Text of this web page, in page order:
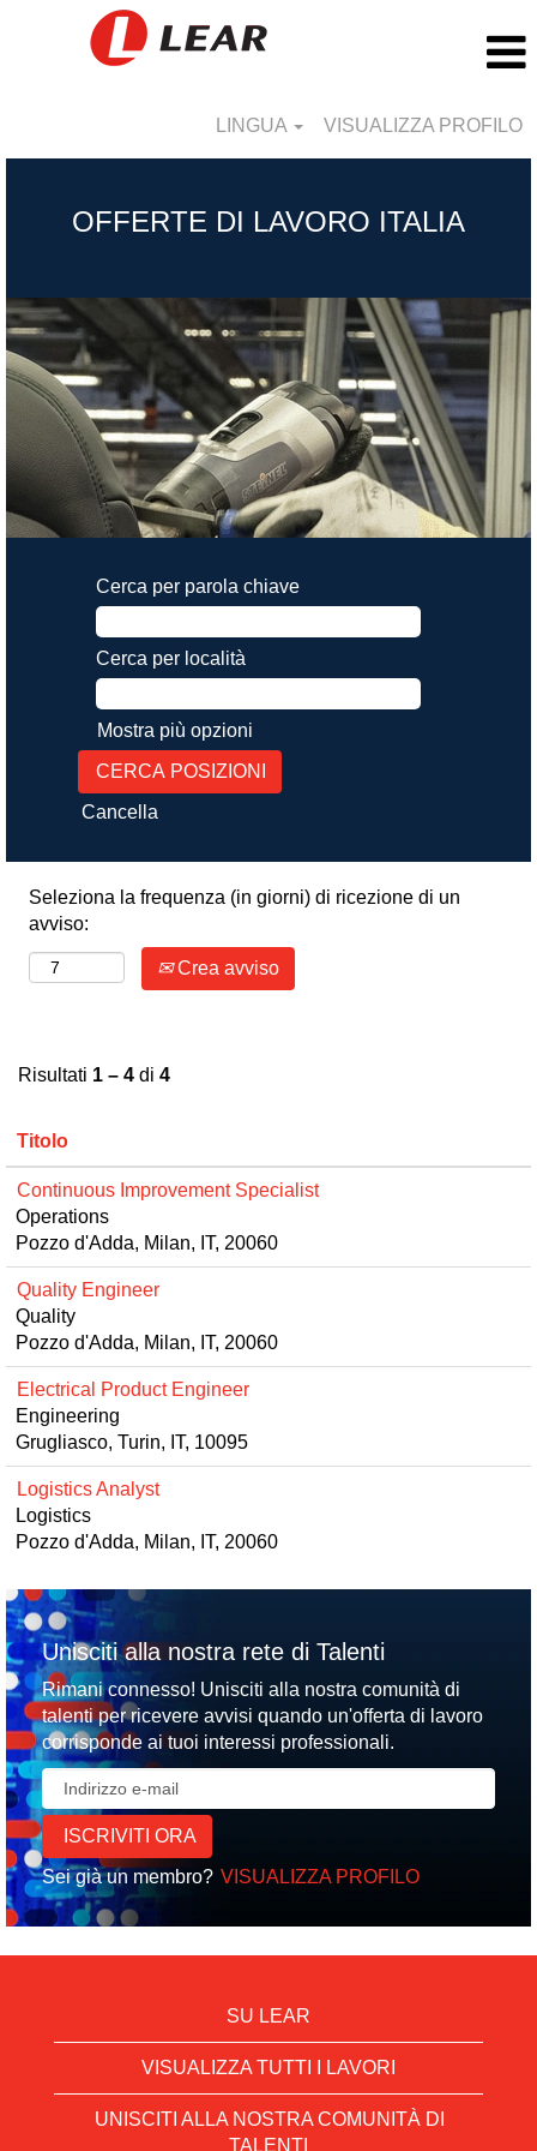
LINGUA VISUALIZZA PROFILO
OFFERTE DI LAVORO ITALIA
Cerca per parola chiave
Cerca per località
Mostra più opzioni
Cancella
Seleziona la frequenza (in giorni) di ricezione di un
avviso:
Crea avviso
Risultati 1 – 4 di 4
Titolo
Continuous Improvement Specialist
Operations
Pozzo d'Adda, Milan, IT, 20060
Quality Engineer
Quality
Pozzo d'Adda, Milan, IT, 20060
Electrical Product Engineer
Engineering
Grugliasco, Turin, IT, 10095
Logistics Analyst
Logistics
Pozzo d'Adda, Milan, IT, 20060
Unisciti alla nostra rete di Talenti
Rimani connesso! Unisciti alla nostra comunità di
talenti per ricevere avvisi quando un'offerta di lavoro
corrisponde ai tuoi interessi professionali.
Sei già un membro? VISUALIZZA PROFILO
SU LEAR
VISUALIZZA TUTTI I LAVORI
UNISCITI ALLA NOSTRA COMUNITÀ DI
TALENTI